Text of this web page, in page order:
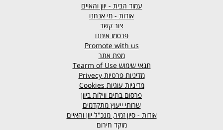
עמוד הבית - יוון והאיים
אודות - מי אנחנו
צור קשר
פרסמו איתנו
Promote with us
מפת אתר
תנאי שימוש
מדיניות פרטיות Privecy
מדיניות עוגיות Cookies
פרסום בתים ווילות ביוון
שרותי ייעוץ מתקדמים
אודות - סיון זמיר, מנכ"ל יוון והאיים
מוקד חירום